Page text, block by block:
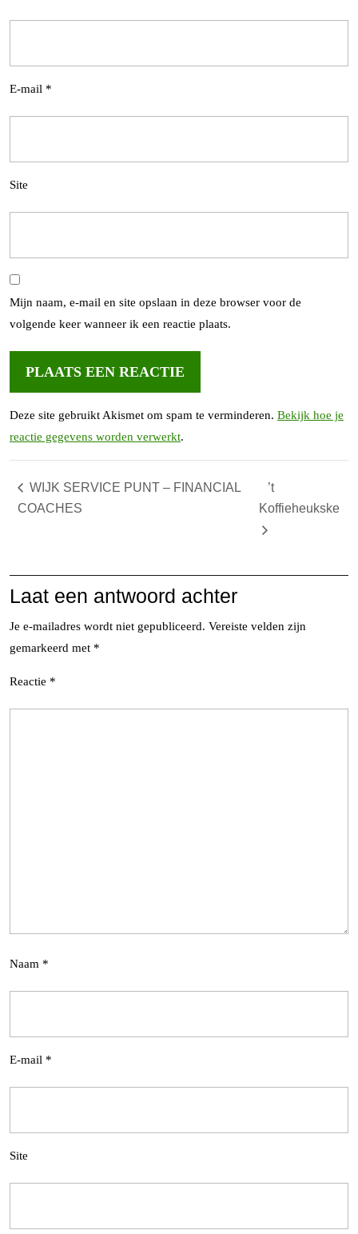
E-mail *
Site
Mijn naam, e-mail en site opslaan in deze browser voor de
volgende keer wanneer ik een reactie plaats.
Deze site gebruikt Akismet om spam te verminderen. Bekijk hoe je
reactie gegevens worden verwerkt.
WIJK SERVICE PUNT – FINANCIAL
COACHES
’t
Koffieheukske
Laat een antwoord achter
Je e-mailadres wordt niet gepubliceerd. Vereiste velden zijn
gemarkeerd met *
Reactie *
Naam *
E-mail *
Site